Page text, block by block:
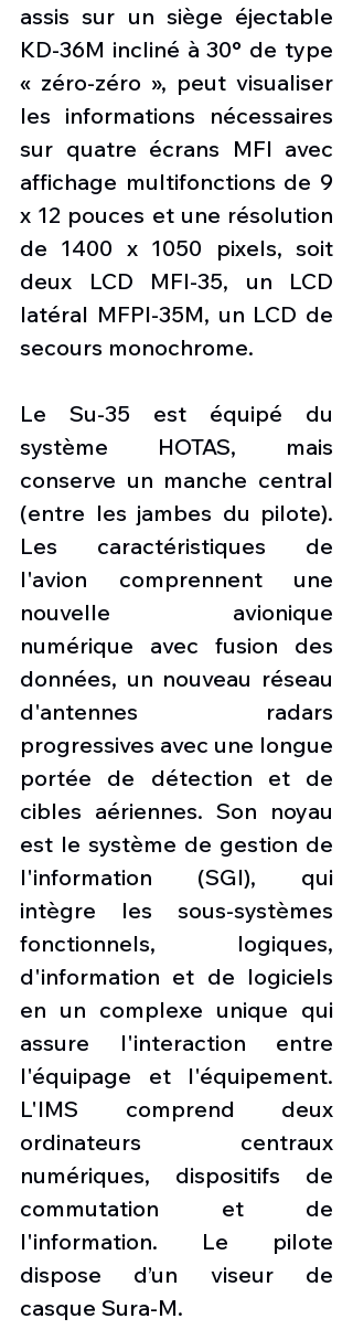
assis sur un siège éjectable
KD-36M incliné à 30° de type
« zéro-zéro », peut visualiser
les informations nécessaires
sur quatre écrans MFI avec
affichage multifonctions de 9
x 12 pouces et une résolution
de 1400 x 1050 pixels, soit
deux LCD MFI-35, un LCD
latéral MFPI-35M, un LCD de
secours monochrome.
Le Su-35 est équipé du
système HOTAS, mais
conserve un manche central
(entre les jambes du pilote).
Les caractéristiques de
l'avion comprennent une
nouvelle avionique
numérique avec fusion des
données, un nouveau réseau
d'antennes radars
progressives avec une longue
portée de détection et de
cibles aériennes. Son noyau
est le système de gestion de
l'information (SGI), qui
intègre les sous-systèmes
fonctionnels, logiques,
d'information et de logiciels
en un complexe unique qui
assure l'interaction entre
l'équipage et l'équipement.
L'IMS comprend deux
ordinateurs centraux
numériques, dispositifs de
commutation et de
l'information. Le pilote
dispose d’un viseur de
casque Sura-M.